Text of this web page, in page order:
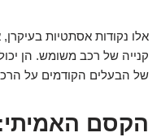
אלו נקודות אסתטיות
קנייה של רכב משומש. הן
של הבעלים הקודמים על
הקסם